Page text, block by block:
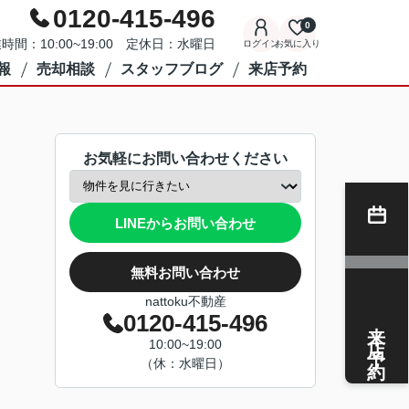
0120-415-496
間：10:00~19:00 定休日：水曜日 ログインお気に入り
0
売却相談 スタッフブログ 来店予約
お気軽にお問い合わせください
LINEからお問い合わせ
無料お問い合わせ
nattoku不動産
0120-415-496
10:00~19:00
（休：水曜日）
来店予約